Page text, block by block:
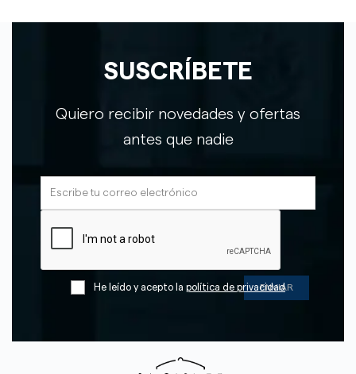
SUSCRÍBETE
Quiero recibir novedades y ofertas
antes que nadie
He leído y acepto la política de privacidad